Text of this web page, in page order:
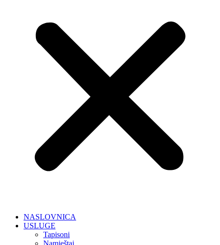
NASLOVNICA
USLUGE
Tapisoni
Namještaj